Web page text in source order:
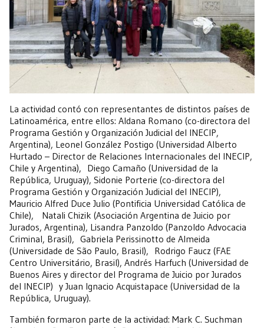
La actividad contó con representantes de distintos países de
Latinoamérica, entre ellos: Aldana Romano (co-directora del
Programa Gestión y Organización Judicial del INECIP,
Argentina), Leonel González Postigo (Universidad Alberto
Hurtado – Director de Relaciones Internacionales del INECIP,
Chile y Argentina), Diego Camaño (Universidad de la
República, Uruguay), Sidonie Porterie (co-directora del
Programa Gestión y Organización Judicial del INECIP),
Mauricio Alfred Duce Julio (Pontificia Universidad Católica de
Chile), Natali Chizik (Asociación Argentina de Juicio por
Jurados, Argentina), Lisandra Panzoldo (Panzoldo Advocacia
Criminal, Brasil), Gabriela Perissinotto de Almeida
(Universidade de São Paulo, Brasil), Rodrigo Faucz (FAE
Centro Universitário, Brasil), Andrés Harfuch (Universidad de
Buenos Aires y director del Programa de Juicio por Jurados
del INECIP) y Juan Ignacio Acquistapace (Universidad de la
República, Uruguay).
También formaron parte de la actividad: Mark C. Suchman